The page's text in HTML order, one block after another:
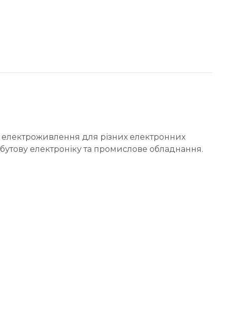
для різних електронних
електроніку та промислове обладнання.